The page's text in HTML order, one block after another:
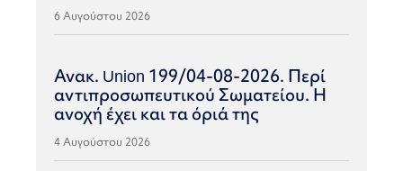
6 Αυγούστου 2026
Ανακ. Union 199/04-08-2026. Περί
αντιπροσωπευτικού Σωματείου. Η
ανοχή έχει και τα όριά της
4 Αυγούστου 2026